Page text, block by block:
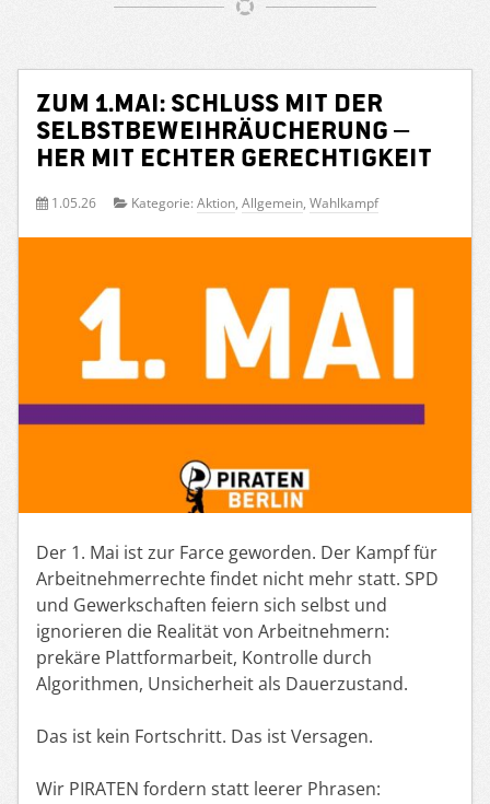
Zum 1.Mai: Schluss mit der
Selbstbeweihräucherung –
her mit echter Gerechtigkeit
1.05.26 Kategorie: Aktion, Allgemein, Wahlkampf
Der 1. Mai ist zur Farce geworden. Der Kampf für
Arbeitnehmerrechte findet nicht mehr statt. SPD
und Gewerkschaften feiern sich selbst und
ignorieren die Realität von Arbeitnehmern:
prekäre Plattformarbeit, Kontrolle durch
Algorithmen, Unsicherheit als Dauerzustand.
Das ist kein Fortschritt. Das ist Versagen.
Wir PIRATEN fordern statt leerer Phrasen: